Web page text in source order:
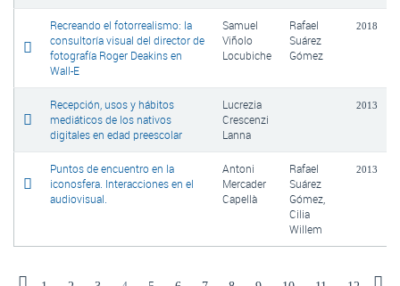
Recreando el fotorrealismo: la
consultoría visual del director de
fotografía Roger Deakins en
Wall-E
Samuel
Viñolo
Locubiche
Rafael
Suárez
Gómez
2018
Recepción, usos y hábitos
mediáticos de los nativos
digitales en edad preescolar
Lucrezia
Crescenzi
Lanna
2013
Puntos de encuentro en la
iconosfera. Interacciones en el
audiovisual.
Antoni
Mercader
Capellà
Rafael
Suárez
Gómez,
Cilia
Willem
2013